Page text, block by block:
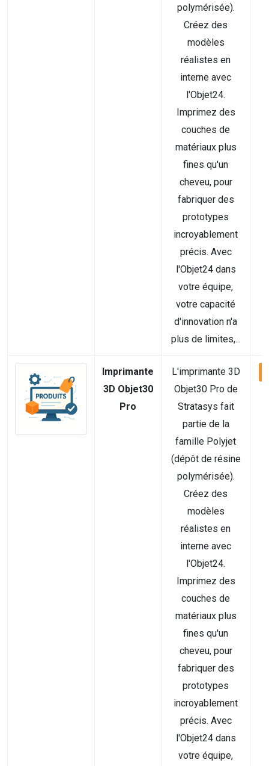
polymérisée).
Créez des
modèles
réalistes en
interne avec
l'Objet24.
Imprimez des
couches de
matériaux plus
fines qu'un
cheveu, pour
fabriquer des
prototypes
incroyablement
précis. Avec
l'Objet24 dans
votre équipe,
votre capacité
d'innovation n'a
plus de limites,...
Imprimante
3D Objet30
Pro
L'imprimante 3D
Objet30 Pro de
Stratasys fait
partie de la
famille Polyjet
(dépôt de résine
polymérisée).
Créez des
modèles
réalistes en
interne avec
l'Objet24.
Imprimez des
couches de
matériaux plus
fines qu'un
cheveu, pour
fabriquer des
prototypes
incroyablement
précis. Avec
l'Objet24 dans
votre équipe,